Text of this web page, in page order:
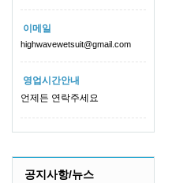
이메일
highwavewetsuit@gmail.com
영업시간안내
언제든 연락주세요
공지사항/뉴스